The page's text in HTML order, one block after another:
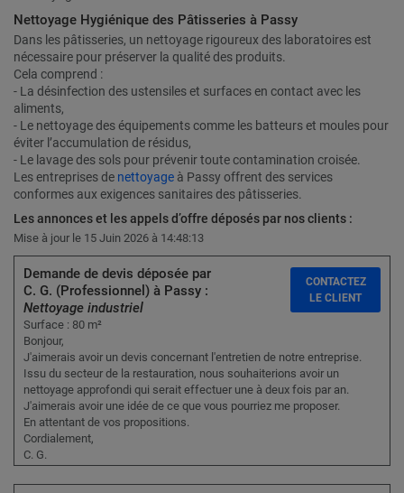
Nettoyage Hygiénique des Pâtisseries à Passy
Dans les pâtisseries, un nettoyage rigoureux des laboratoires est
nécessaire pour préserver la qualité des produits.
Cela comprend :
- La désinfection des ustensiles et surfaces en contact avec les
aliments,
- Le nettoyage des équipements comme les batteurs et moules pour
éviter l’accumulation de résidus,
- Le lavage des sols pour prévenir toute contamination croisée.
Les entreprises de nettoyage à Passy offrent des services
conformes aux exigences sanitaires des pâtisseries.
Les annonces et les appels d’offre déposés par nos clients :
Mise à jour le 15 Juin 2026 à 14:48:13
Demande de devis déposée par
C. G. (Professionnel) à Passy :
Nettoyage industriel
Surface : 80 m²
Bonjour,
J'aimerais avoir un devis concernant l'entretien de notre entreprise.
Issu du secteur de la restauration, nous souhaiterions avoir un
nettoyage approfondi qui serait effectuer une à deux fois par an.
J'aimerais avoir une idée de ce que vous pourriez me proposer.
En attentant de vos propositions.
Cordialement,
C. G.
CONTACTEZ
LE CLIENT